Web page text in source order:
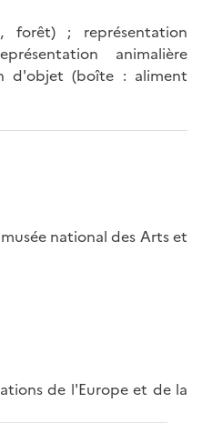
forêt) ; représentation
animalière
d'objet (boîte : aliment
national des Arts et
de l'Europe et de la